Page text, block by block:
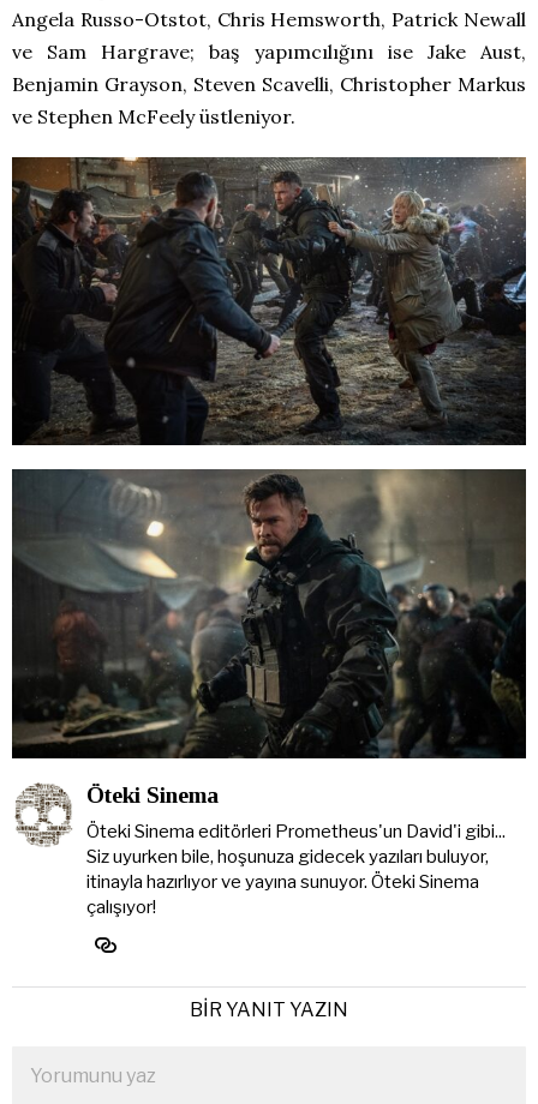
Angela Russo-Otstot, Chris Hemsworth, Patrick Newall
ve Sam Hargrave; baş yapımcılığını ise Jake Aust,
Benjamin Grayson, Steven Scavelli, Christopher Markus
ve Stephen McFeely üstleniyor.
Öteki Sinema
Öteki Sinema editörleri Prometheus'un David'i gibi...
Siz uyurken bile, hoşunuza gidecek yazıları buluyor,
itinayla hazırlıyor ve yayına sunuyor. Öteki Sinema
çalışıyor!
BIR YANIT YAZIN